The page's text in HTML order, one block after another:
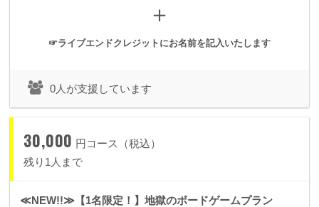
の楽曲、衣装、MVを制作し発表いたします。
・スタンダードシートチケットよりも早く優先入場のできる
・ライブのエンディングムービーにスペシャルサンクスとして
＋
☞ライブエンドクレジットにお名前を記入いたします
0人が支援しています
30,000 円コース（税込）
残り1人まで
≪NEW!!≫【1名限定！】地獄のボードゲームプラン